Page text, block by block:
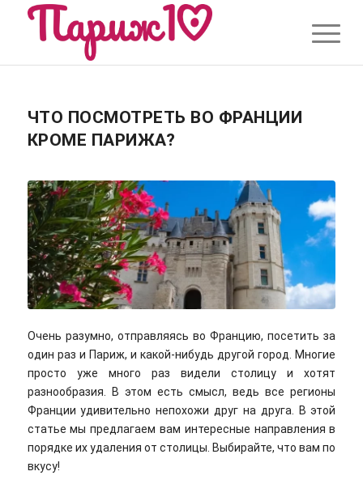
ЧТО ПОСМОТРЕТЬ ВО ФРАНЦИИ
КРОМЕ ПАРИЖА?
Очень разумно, отправляясь во Францию, посетить за
один раз и Париж, и какой-нибудь другой город. Многие
просто уже много раз видели столицу и хотят
разнообразия. В этом есть смысл, ведь все регионы
Франции удивительно непохожи друг на друга. В этой
статье мы предлагаем вам интересные направления в
порядке их удаления от столицы. Выбирайте, что вам по
вкусу!